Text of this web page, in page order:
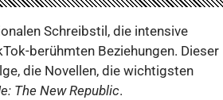
Schreibstil, die intensive
berühmten Beziehungen. Dieser
die Novellen, die wichtigsten
The New Republic.